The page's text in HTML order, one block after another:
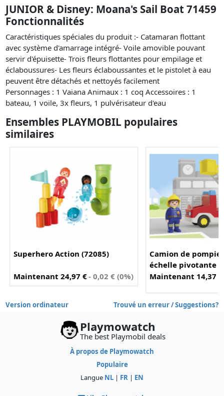
JUNIOR & Disney: Moana's Sail Boat 71459
Fonctionnalités
Caractéristiques spéciales du produit :- Catamaran flottant
avec système d'amarrage intégré- Voile amovible pouvant
servir d'épuisette- Trois fleurs flottantes pour empilage et
éclaboussures- Les fleurs éclaboussantes et le pistolet à eau
peuvent être détachés et nettoyés facilement
Personnages : 1 Vaiana Animaux : 1 coq Accessoires : 1
bateau, 1 voile, 3x fleurs, 1 pulvérisateur d'eau
Ensembles PLAYMOBIL populaires
similaires
Superhero Action (72085)
Maintenant 24,97 €- 0,02 € (0%)
Camion de
échelle pivotante
Maintenant 14,37 €
Version ordinateur Trouvé un erreur / Suggestions?
Playmowatch
The best Playmobil deals
À propos de Playmowatch
Populaire
Langue NL | FR | EN